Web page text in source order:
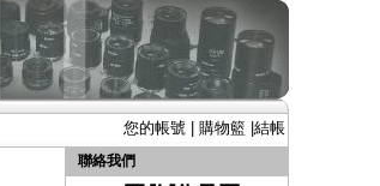
您的帳號| 購物籃| 結帳
聯絡我們